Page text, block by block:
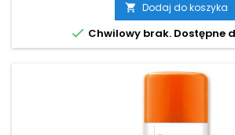
 Dodaj do koszyka
 Chwilowy brak. Dostępne